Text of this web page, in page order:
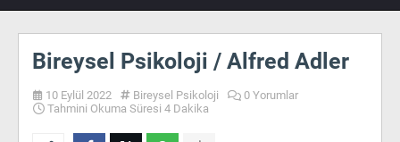
Bireysel Psikoloji / Alfred Adler
10 Eylül 2022 Bireysel Psikoloji
0 Yorumlar
Tahmini Okuma Süresi 4 Dakika